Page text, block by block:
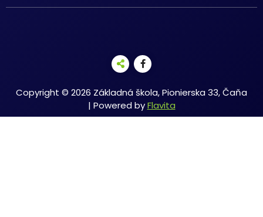
Copyright © 2026 Základná škola, Pionierska 33, Čaňa
| Powered byFlavita